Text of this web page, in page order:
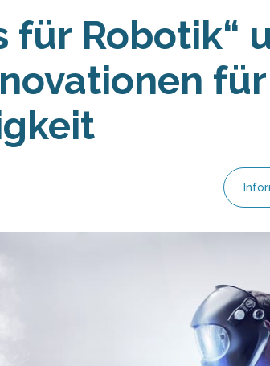
für Robotik“